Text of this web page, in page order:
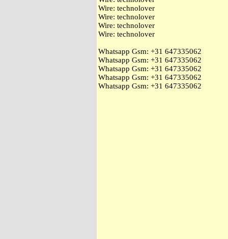
Wire: technolover
Wire: technolover
Wire: technolover
Wire: technolover
Whatsapp Gsm: ‭+31 647335062
Whatsapp Gsm: ‭+31 647335062
Whatsapp Gsm: ‭+31 647335062
Whatsapp Gsm: ‭+31 647335062
Whatsapp Gsm: ‭+31 647335062